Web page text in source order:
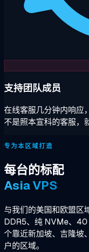
支持团队成员
在线客服几分钟内响应
不是照本宣科的客服，
专为本区域打造
每台的标配
Asia VPS
与我们的美国和欧盟区
DDR5、纯 NVMe、40
个靠近新加坡、吉隆坡
户的区域。